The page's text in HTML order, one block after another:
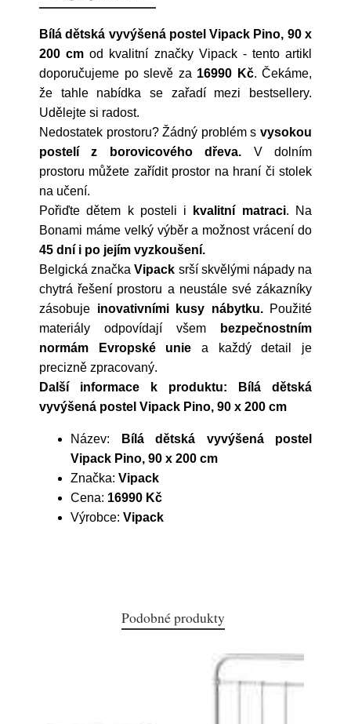
Bílá dětská vyvýšená postel Vipack Pino, 90 x
200 cm od kvalitní značky Vipack- tento artikl
doporučujeme po slevě za 16990 Kč. Čekáme,
že tahle nabídka se zařadí mezi bestsellery.
Udělejte si radost.
Nedostatek prostoru? Žádný problém s vysokou
postelí z borovicového dřeva. V dolním
prostoru můžete zařídit prostor na hraní či stolek
na učení.
Pořiďte dětem k posteli i
kvalitní matraci. Na
Bonami máme velký výběr a možnost vrácení do
45 dní i po jejím vyzkoušení.
Belgická značkaVipack srší skvělými nápady na
chytrá řešení prostoru a neustále své zákazníky
zásobuje inovativními kusy nábytku.Použité
materiály odpovídají všem
bezpečnostním
normám Evropské unie a každý detail je
precizně zpracovaný.
Další informace k produktu: Bílá dětská
vyvýšená postel Vipack Pino, 90 x 200 cm
Název:
Bílá dětská vyvýšená postel
Vipack Pino, 90 x 200 cm
Značka: Vipack
Cena: 16990 Kč
Výrobce: Vipack
Podobné produkty